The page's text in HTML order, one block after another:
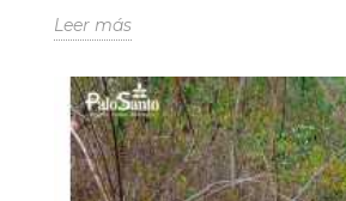
Leer más